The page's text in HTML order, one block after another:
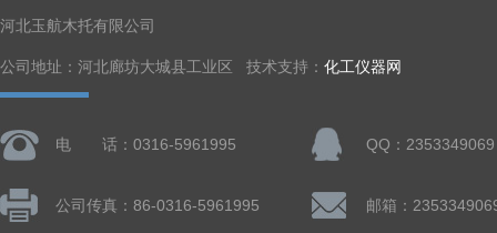
河北玉航木托有限公司
公司地址：河北廊坊大城县工业区 技术支持： 化工仪器网
电 话：0316-5961995 QQ：2353349069
公司传真：86-0316-5961995 邮箱：